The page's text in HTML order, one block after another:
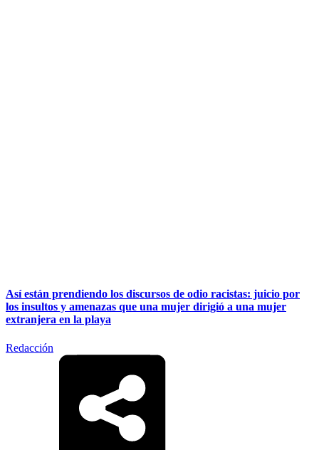
Así están prendiendo los discursos de odio racistas: juicio por
los insultos y amenazas que una mujer dirigió a una mujer
extranjera en la playa
Redacción